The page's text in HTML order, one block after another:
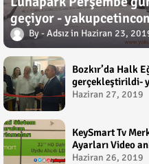
geçiyor -
Adsız Haziran 23,
Bozkır’da Halk
gerçekleştirildi-
Haziran 27, 2019
KeySmart Tv
Ayarları Video
Çetin
Haziran 26, 2019